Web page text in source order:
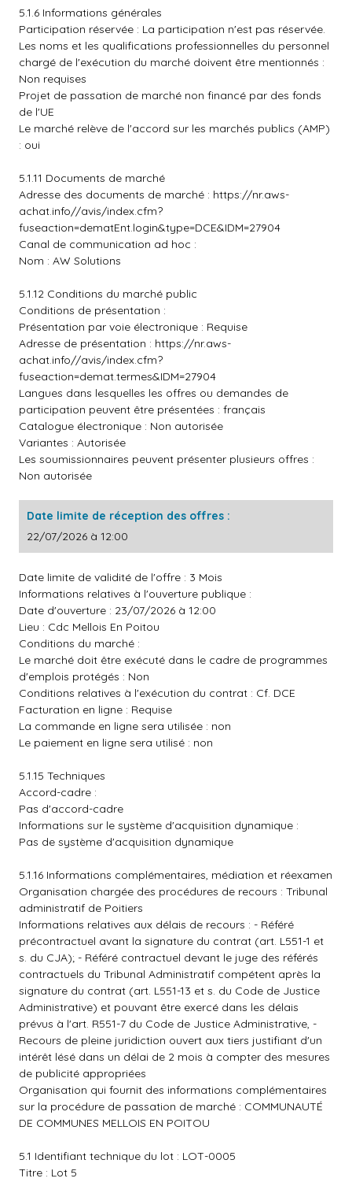
5.1.6 Informations générales
Participation réservée : La participation n'est pas réservée.
Les noms et les qualifications professionnelles du personnel
chargé de l'exécution du marché doivent être mentionnés :
Non requises
Projet de passation de marché non financé par des fonds
de l'UE
Le marché relève de l'accord sur les marchés publics (AMP)
: oui
5.1.11 Documents de marché
Adresse des documents de marché : https://nr.aws-
achat.info//avis/index.cfm?
fuseaction=dematEnt.login&type=DCE&IDM=27904
Canal de communication ad hoc :
Nom : AW Solutions
5.1.12 Conditions du marché public
Conditions de présentation :
Présentation par voie électronique : Requise
Adresse de présentation : https://nr.aws-
achat.info//avis/index.cfm?
fuseaction=demat.termes&IDM=27904
Langues dans lesquelles les offres ou demandes de
participation peuvent être présentées : français
Catalogue électronique : Non autorisée
Variantes : Autorisée
Les soumissionnaires peuvent présenter plusieurs offres :
Non autorisée
Date limite de réception des offres :
22/07/2026 à 12:00
Date limite de validité de l'offre : 3 Mois
Informations relatives à l'ouverture publique :
Date d'ouverture : 23/07/2026 à 12:00
Lieu : Cdc Mellois En Poitou
Conditions du marché :
Le marché doit être exécuté dans le cadre de programmes
d'emplois protégés : Non
Conditions relatives à l'exécution du contrat : Cf. DCE
Facturation en ligne : Requise
La commande en ligne sera utilisée : non
Le paiement en ligne sera utilisé : non
5.1.15 Techniques
Accord-cadre :
Pas d'accord-cadre
Informations sur le système d'acquisition dynamique :
Pas de système d'acquisition dynamique
5.1.16 Informations complémentaires, médiation et réexamen
Organisation chargée des procédures de recours : Tribunal
administratif de Poitiers
Informations relatives aux délais de recours : - Référé
précontractuel avant la signature du contrat (art. L551-1 et
s. du CJA); - Référé contractuel devant le juge des référés
contractuels du Tribunal Administratif compétent après la
signature du contrat (art. L551-13 et s. du Code de Justice
Administrative) et pouvant être exercé dans les délais
prévus à l'art. R551-7 du Code de Justice Administrative, -
Recours de pleine juridiction ouvert aux tiers justifiant d'un
intérêt lésé dans un délai de 2 mois à compter des mesures
de publicité appropriées
Organisation qui fournit des informations complémentaires
sur la procédure de passation de marché : COMMUNAUTÉ
DE COMMUNES MELLOIS EN POITOU
5.1 Identifiant technique du lot : LOT-0005
Titre : Lot 5